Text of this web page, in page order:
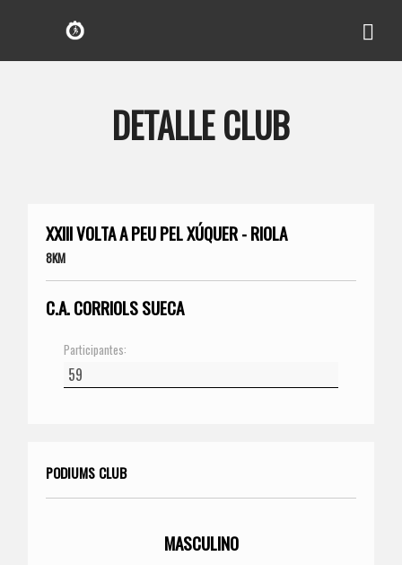
DETALLE CLUB
XXIII VOLTA A PEU PEL XÚQUER - RIOLA
8KM
C.A. CORRIOLS SUECA
Participantes:
PODIUMS CLUB
MASCULINO